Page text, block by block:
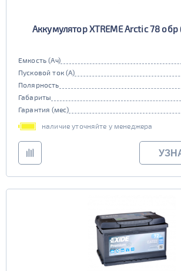
Аккумулятор XTREME Arctic 78 обр
Емкость (Ач)
Пусковой ток (А)
Полярность
Габариты
Гарантия (мес)
наличие уточняйте у менеджера